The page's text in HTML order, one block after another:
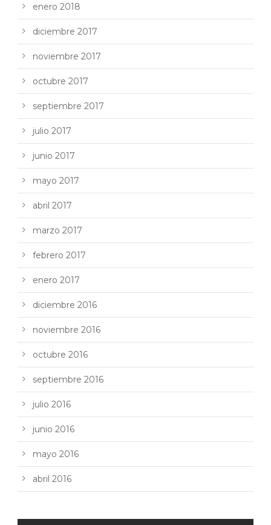
enero 2018
diciembre 2017
noviembre 2017
octubre 2017
septiembre 2017
julio 2017
junio 2017
mayo 2017
abril 2017
marzo 2017
febrero 2017
enero 2017
diciembre 2016
noviembre 2016
octubre 2016
septiembre 2016
julio 2016
junio 2016
mayo 2016
abril 2016